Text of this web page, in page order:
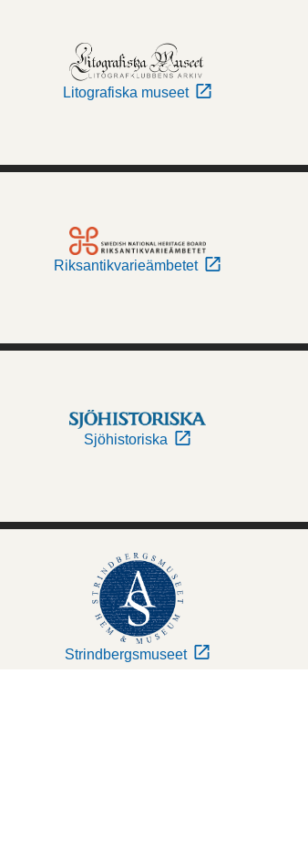
Litografiska museet
Riksantikvarieämbetet
Sjöhistoriska
Strindbergsmuseet